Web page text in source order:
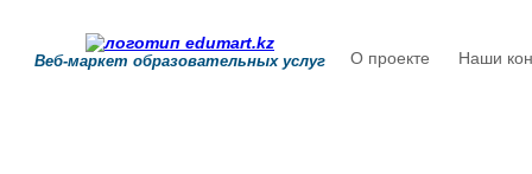
Веб-маркет образовательных услуг О проекте Наши